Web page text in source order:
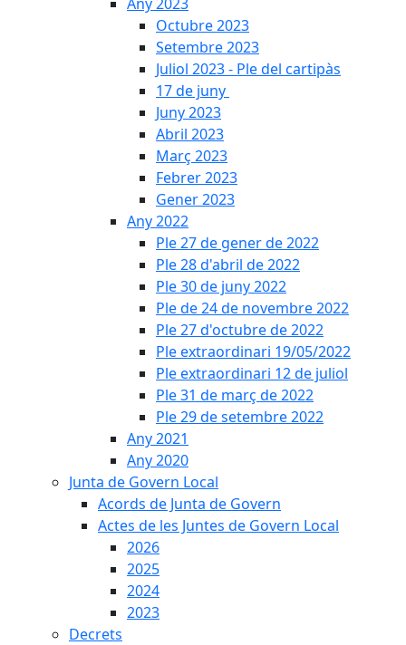
Octubre 2023
Setembre 2023
Juliol 2023 - Ple del cartipàs
17 de juny
Juny 2023
Abril 2023
Març 2023
Febrer 2023
Gener 2023
Any 2022
Ple 27 de gener de 2022
Ple 28 d'abril de 2022
Ple 30 de juny 2022
Ple de 24 de novembre 2022
Ple 27 d'octubre de 2022
Ple extraordinari 19/05/2022
Ple extraordinari 12 de juliol
Ple 31 de març de 2022
Ple 29 de setembre 2022
Any 2021
Any 2020
Junta de Govern Local
Acords de Junta de Govern
Actes de les Juntes de Govern Local
2026
2025
2024
2023
Decrets